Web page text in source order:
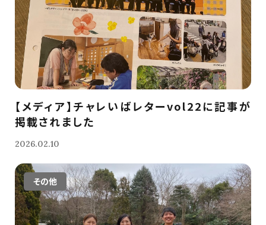
【メディア】チャレいばレターvol22に記事が
掲載されました
2026.02.10
その他